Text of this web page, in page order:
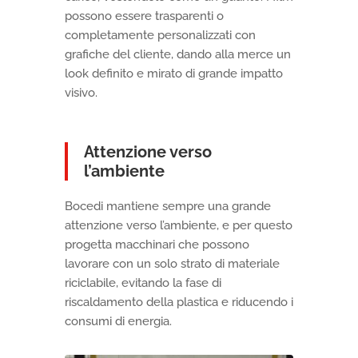
possono essere trasparenti o
completamente personalizzati con
grafiche del cliente, dando alla merce un
look definito e mirato di grande impatto
visivo.
Attenzione verso
l’ambiente
Bocedi mantiene sempre una grande
attenzione verso l’ambiente, e per questo
progetta macchinari che possono
lavorare con un solo strato di materiale
riciclabile, evitando la fase di
riscaldamento della plastica e riducendo i
consumi di energia.